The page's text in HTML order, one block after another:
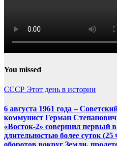
You missed
СССР Этот день в истории
6 августа 1961 года –
коммунист Герман
«Восток-2» совершил первый
длительностью более суток
оборотов вокруг Земли,